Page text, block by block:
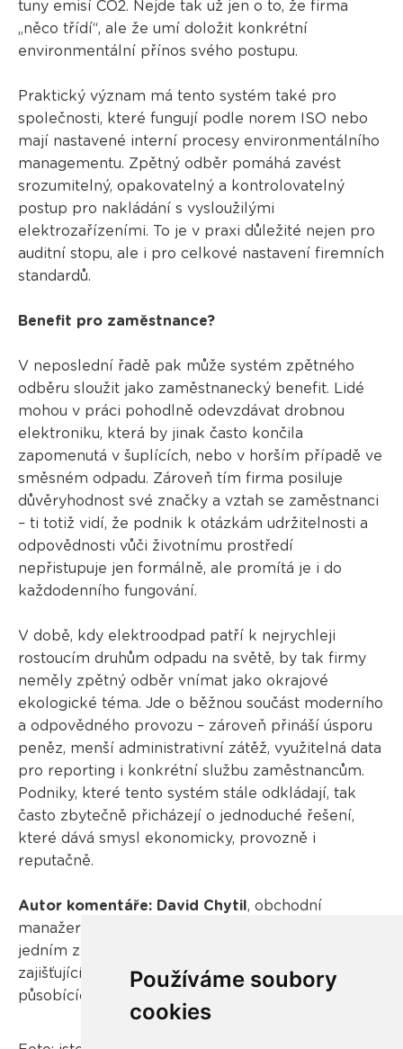
Používáme soubory
cookies
tuny emisí CO2. Nejde tak už jen o to, že firma
„něco třídí“, ale že umí doložit konkrétní
environmentální přínos svého postupu.
Praktický význam má tento systém také pro
společnosti, které fungují podle norem ISO nebo
mají nastavené interní procesy environmentálního
managementu. Zpětný odběr pomáhá zavést
srozumitelný, opakovatelný a kontrolovatelný
postup pro nakládání s vysloužilými
elektrozařízeními. To je v praxi důležité nejen pro
auditní stopu, ale i pro celkové nastavení firemních
standardů.
Benefit pro zaměstnance?
V neposlední řadě pak může systém zpětného
odběru sloužit jako zaměstnanecký benefit. Lidé
mohou v práci pohodlně odevzdávat drobnou
elektroniku, která by jinak často končila
zapomenutá v šuplících, nebo v horším případě ve
směsném odpadu. Zároveň tím firma posiluje
důvěryhodnost své značky a vztah se zaměstnanci
– ti totiž vidí, že podnik k otázkám udržitelnosti a
odpovědnosti vůči životnímu prostředí
nepřistupuje jen formálně, ale promítá je i do
každodenního fungování.
V době, kdy elektroodpad patří k nejrychleji
rostoucím druhům odpadu na světě, by tak firmy
neměly zpětný odběr vnímat jako okrajové
ekologické téma. Jde o běžnou součást moderního
a odpovědného provozu – zároveň přináší úsporu
peněz, menší administrativní zátěž, využitelná data
pro reporting i konkrétní službu zaměstnancům.
Podniky, které tento systém stále odkládají, tak
často zbytečně přicházejí o jednoduché řešení,
které dává smysl ekonomicky, provozně i
reputačně.
Autor komentáře: David Chytil , obchodní
manažer společnosti
jedním ze tří největších kolektivních systémů
zajišťujících sběr odpadních elektrozařízení
působících v České republice.